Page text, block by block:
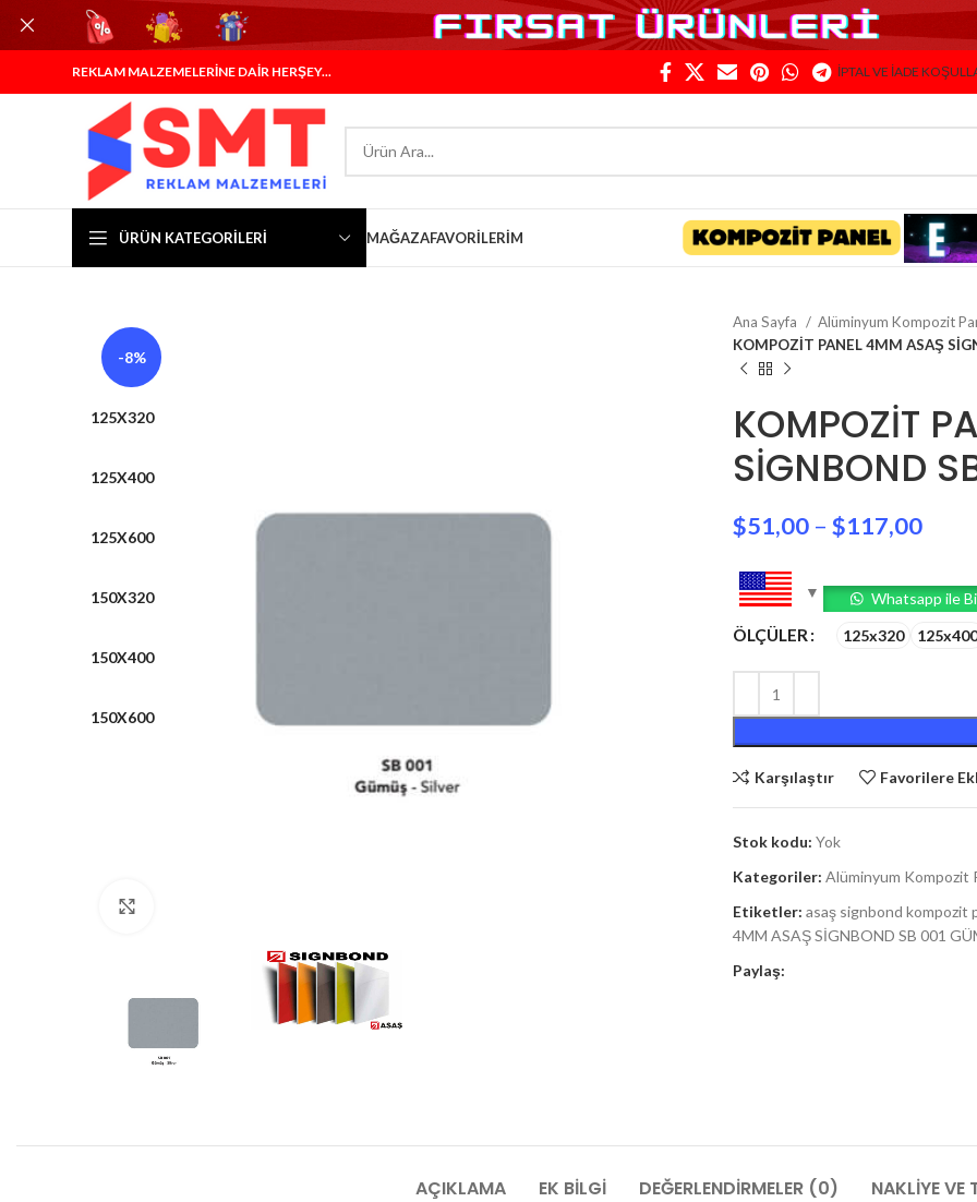
REKLAM MALZEMELERİNE DAİR HERŞEY... İPTAL VE İADE
ÜRÜN KATEGORILERI MAĞAZAFAVORILERIM
-8%
125X320
125X400
125X600
150X320
150X400
150X600
Ana Sayfa Alüminyum Kompozit
KOMPOZİT PANEL 4MM ASAŞ
KOMPOZİT
SİGNBOND
$51,00 – $117,00
Whatsapp ile
ÖLÇÜLER 125x320 125x400
Karşılaştır Favorilere
Stok kodu: Yok
Kategoriler: Alüminyum Kompozit
Etiketler: asaş signbond kompozit
4MM ASAŞ SİGNBOND SB 001
Paylaş:
AÇIKLAMA EK BILGI DEĞERLENDIRMELER (0) NAKLIYE VE